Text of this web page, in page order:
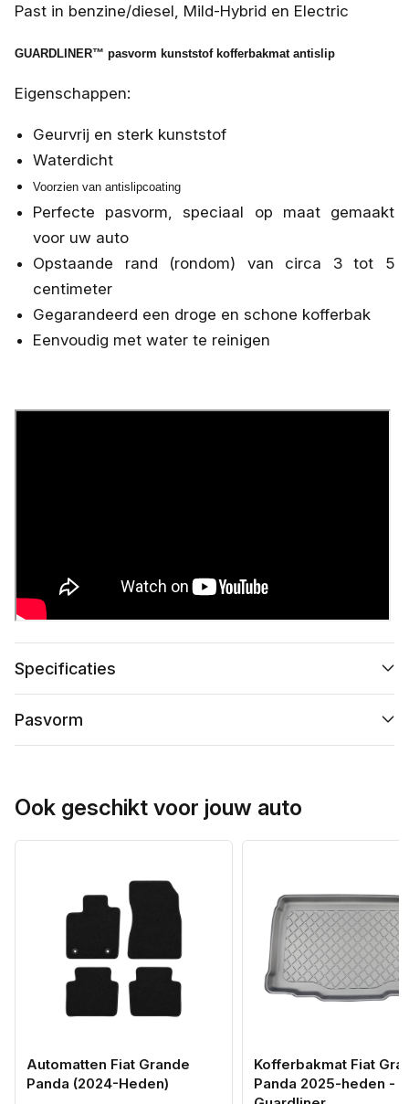
Past in benzine/diesel, Mild-Hybrid en Electric
GUARDLINER™ pasvorm kunststof kofferbakmat antislip
Eigenschappen:
Geurvrij en sterk kunststof
Waterdicht
Voorzien van antislipcoating
Perfecte pasvorm, speciaal op maat gemaakt
voor uw auto
Opstaande rand (rondom) van circa 3 tot 5
centimeter
Gegarandeerd een droge en schone kofferbak
Eenvoudig met water te reinigen
Specificaties
Pasvorm
Ook geschikt voor jouw auto
Automatten Fiat Grande
Panda (2024-Heden)
Kofferbakmat Fiat
Panda 2025-heden -